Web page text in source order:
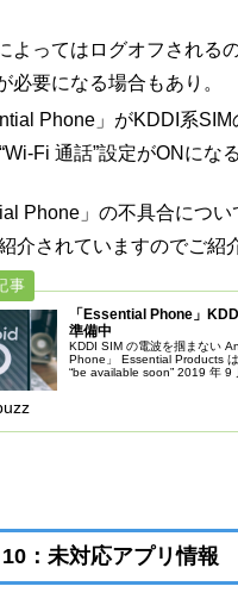
よってはログオフされる
必要になる場合もあり。
Phone」がKDDI系SIM
Fi 通話”設定がONになる
Phone」の不具合につい
介されていますのでご紹
「Essential Phone」
準備中
KDDI SIM の電波を掴まない
Phone」 Essential Products
“be available soon” 2019 年
：未対応アプリ情報